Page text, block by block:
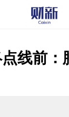
线前：